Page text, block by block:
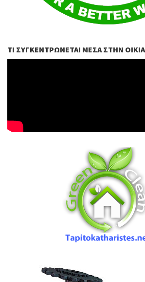
ΤΙ ΣΥΓΚΕΝΤΡΏΝΕΤΑΙ ΜΈΣΑ ΣΤΗΝ